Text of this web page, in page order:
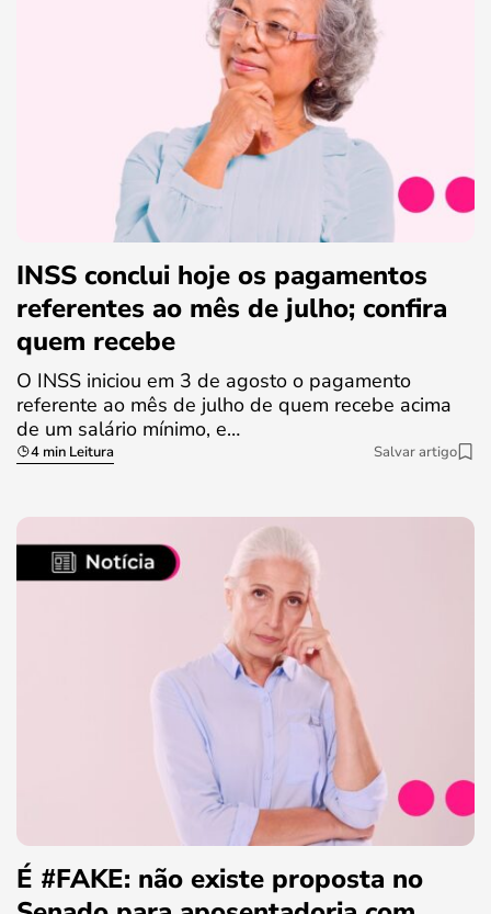
INSS conclui hoje os pagamentos
referentes ao mês de julho; confira
quem recebe
O INSS iniciou em 3 de agosto o pagamento
referente ao mês de julho de quem recebe acima
de um salário mínimo, e…
4 min Leitura Salvar artigo
É #FAKE: não existe proposta no